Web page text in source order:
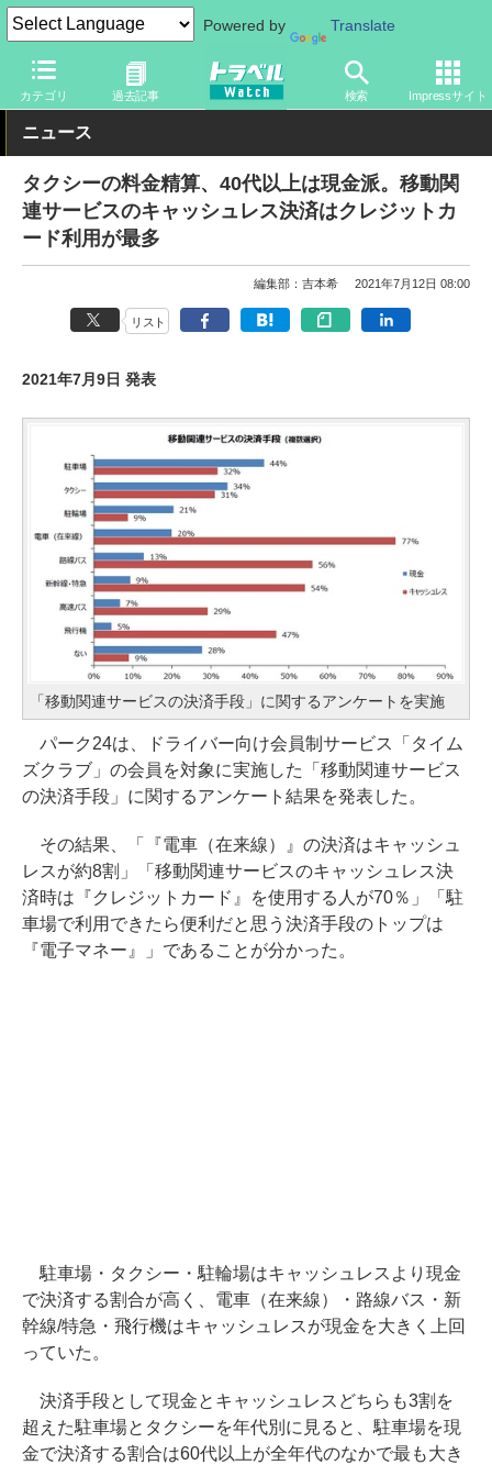
Powered by Translate
カテゴリ 過去記事 検索 Impressサイト
トラベル Watch 旅の方法 その他
ニュース
タクシーの料金精算、40代以上は現金派。移動関
連サービスのキャッシュレス決済はクレジットカ
ード利用が最多
編集部：吉本希 2021年7月12日 08:00
リスト
2021年7月9日 発表
「移動関連サービスの決済手段」に関するアンケートを実施
パーク24は、ドライバー向け会員制サービス「タイム
ズクラブ」の会員を対象に実施した「移動関連サービス
の決済手段」に関するアンケート結果を発表した。
その結果、「『電車（在来線）』の決済はキャッシュ
レスが約8割」「移動関連サービスのキャッシュレス決
済時は『クレジットカード』を使用する人が70％」「駐
車場で利用できたら便利だと思う決済手段のトップは
『電子マネー』」であることが分かった。
駐車場・タクシー・駐輪場はキャッシュレスより現金
で決済する割合が高く、電車（在来線）・路線バス・新
幹線/特急・飛行機はキャッシュレスが現金を大きく上回
っていた。
決済手段として現金とキャッシュレスどちらも3割を
超えた駐車場とタクシーを年代別に見ると、駐車場を現
金で決済する割合は60代以上が全年代のなかで最も大き